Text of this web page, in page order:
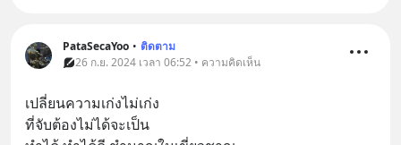
PataSecaYoo • ติดตาม
26 ก.ย. 2024 เวลา 06:52 • ความคิดเห็น
เปลี่ยนความเก่งไม่เก่ง
ที่จับต้องไม่ได้จะเป็น